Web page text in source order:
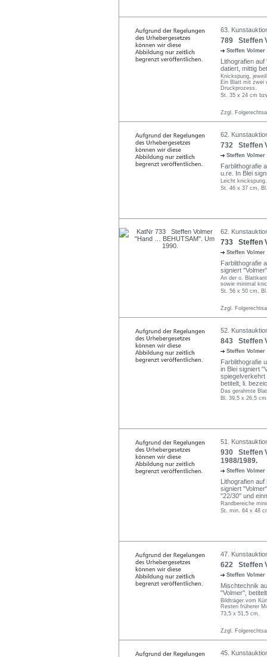
63.
789 Steffen
Steffen Volmer
Lithografien
datiert, mittig
Knickspurig,
Ein Blatt mit zwei
Druckprozess.
St. 35 x 24 cm
Zzgl.
62.
732 Steffen
Steffen Volmer
Farblithografie
u.re. In Blei
Leicht
St. 46 x 37 cm,
62.
733 Steffen
Steffen Volmer
Farblithografie
signiert
An der o.
sowie minimal
St. 56 x 50 cm,
Zzgl.
52.
843 Steffen
Steffen Volmer
Farblithografie
in Blei signiert
spiegelverkehrt
betitelt, li.
Das gerahmte
Bl. 39,5 x 26,5
51.
930 Steffen
1988/1989.
Steffen Volmer
Lithografien
signiert
"22/30" und
Randbereiche
St. min. 64 x 48
47.
622 Steffen
Steffen Volmer
Mischtechnik
"Volmer",
Bildträger vom
Resten früherer
73,5 x 51,5 cm.
Zzgl.
45.